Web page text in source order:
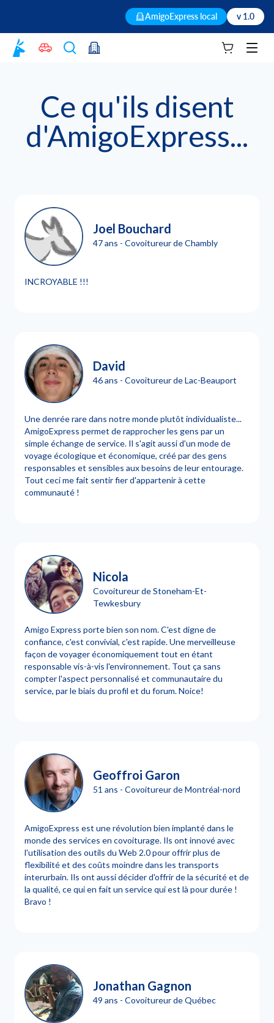
AmigoExpress local v 1.0
Votre panier
Ce qu'ils disent
d'AmigoExpress...
Joel Bouchard
47 ans - Covoitureur de Chambly
INCROYABLE !!!
David
46 ans - Covoitureur de Lac-Beauport
Une denrée rare dans notre monde plutôt individualiste...
AmigoExpress permet de rapprocher les gens par un
simple échange de service. Il s'agit aussi d'un mode de
voyage écologique et économique, créé par des gens
responsables et sensibles aux besoins de leur entourage.
Tout ceci me fait sentir fier d'appartenir à cette
communauté !
Nicola
Covoitureur de Stoneham-Et-
Tewkesbury
Amigo Express porte bien son nom. C'est digne de
confiance, c'est convivial, c'est rapide. Une merveilleuse
façon de voyager économiquement tout en étant
responsable vis-à-vis l'environnement. Tout ça sans
compter l'aspect personnalisé et communautaire du
service, par le biais du profil et du forum. Noice!
Geoffroi Garon
51 ans - Covoitureur de Montréal-nord
AmigoExpress est une révolution bien implanté dans le
monde des services en covoiturage. Ils ont innové avec
l'utilisation des outils du Web 2.0 pour offrir plus de
flexibilité et des coûts moindre dans les transports
interurbain. Ils ont aussi décider d'offrir de la sécurité et de
la qualité, ce qui en fait un service qui est là pour durée !
Bravo !
Jonathan Gagnon
49 ans - Covoitureur de Québec